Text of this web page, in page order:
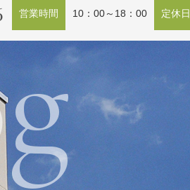
営業時間 10：00～18：00 定休日